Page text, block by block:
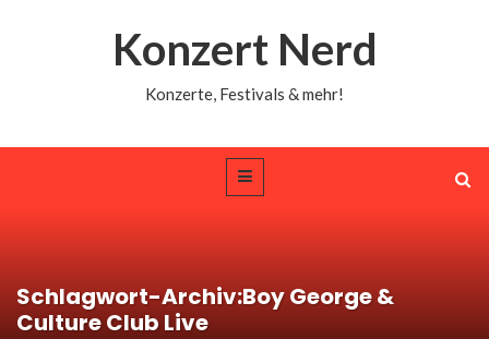
Konzert Nerd
Konzerte, Festivals & mehr!
Schlagwort-Archiv:Boy George &
Culture Club Live